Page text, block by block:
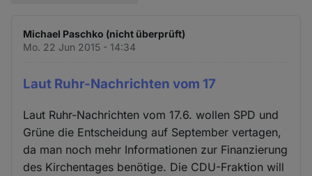
Michael Paschko (nicht überprüft)
Mo. 22 Jun 2015 - 14:34
Laut Ruhr-Nachrichten vom 17
Laut Ruhr-Nachrichten vom 17.6. wollen SPD und
Grüne die Entscheidung auf September vertagen,
da man noch mehr Informationen zur Finanzierung
des Kirchentages benötige. Die CDU-Fraktion will